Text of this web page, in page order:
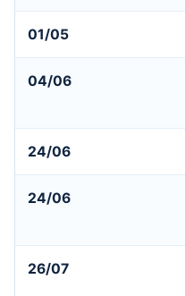
01/05
04/06
24/06
24/06
26/07